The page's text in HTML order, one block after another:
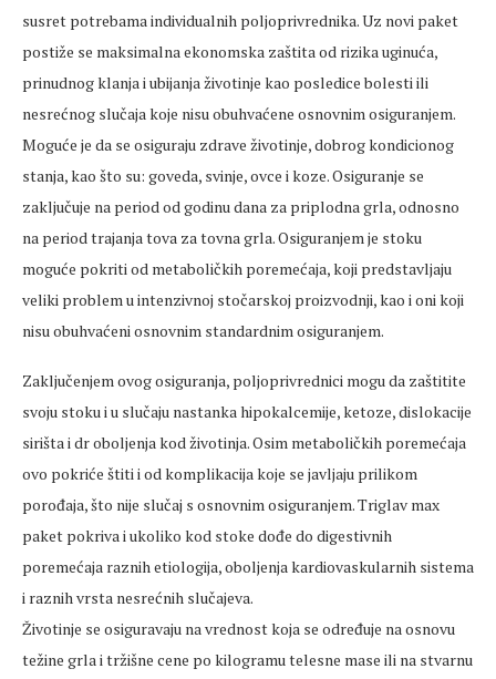
susret potrebama individualnih poljoprivrednika. Uz novi paket
postiže se maksimalna ekonomska zaštita od rizika uginuća,
prinudnog klanja i ubijanja životinje kao posledice bolesti ili
nesrećnog slučaja koje nisu obuhvaćene osnovnim osiguranjem.
Moguće je da se osiguraju zdrave životinje, dobrog kondicionog
stanja, kao što su: goveda, svinje, ovce i koze. Osiguranje se
zaključuje na period od godinu dana za priplodna grla, odnosno
na period trajanja tova za tovna grla. Osiguranjem je stoku
moguće pokriti od metaboličkih poremećaja, koji predstavljaju
veliki problem u intenzivnoj stočarskoj proizvodnji, kao i oni koji
nisu obuhvaćeni osnovnim standardnim osiguranjem.
Zaključenjem ovog osiguranja, poljoprivrednici mogu da zaštitite
svoju stoku i u slučaju nastanka hipokalcemije, ketoze, dislokacije
sirišta i dr oboljenja kod životinja. Osim metaboličkih poremećaja
ovo pokriće štiti i od komplikacija koje se javljaju prilikom
porođaja, što nije slučaj s osnovnim osiguranjem. Triglav max
paket pokriva i ukoliko kod stoke dođe do digestivnih
poremećaja raznih etiologija, oboljenja kardiovaskularnih sistema
i raznih vrsta nesrećnih slučajeva.
Životinje se osiguravaju na vrednost koja se određuje na osnovu
težine grla i tržišne cene po kilogramu telesne mase ili na stvarnu